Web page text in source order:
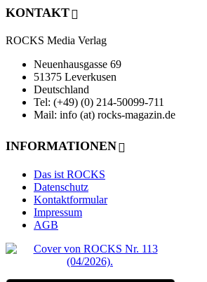
KONTAKT
ROCKS Media Verlag
Neuenhausgasse 69
51375 Leverkusen
Deutschland
Tel: (+49) (0) 214-50099-711
Mail: info (at) rocks-magazin.de
INFORMATIONEN
Das ist ROCKS
Datenschutz
Kontaktformular
Impressum
AGB